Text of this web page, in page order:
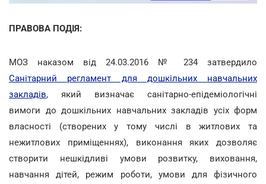
ПРАВОВА ПОДІЯ:
МОЗ наказом від 24.03.2016 № 234 затвердило
Санітарний регламент для дошкільних навчальних
закладів, який визначає санітарно-епідеміологічні
вимоги до дошкільних навчальних закладів усіх форм
власності (створених у тому числі в житлових та
нежитлових приміщеннях), виконання яких дозволяє
створити нешкідливі умови розвитку, виховання,
навчання дітей, режим роботи, умови для фізичного